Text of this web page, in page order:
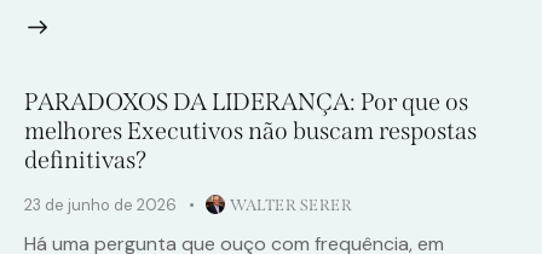
PARADOXOS DA LIDERANÇA: Por que os
melhores Executivos não buscam respostas
definitivas?
23 de junho de 2026 WALTER SERER
Há uma pergunta que ouço com frequência, em